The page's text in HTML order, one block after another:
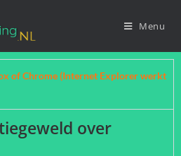
Menu
of Chrome (Internet Explorer werkt
over